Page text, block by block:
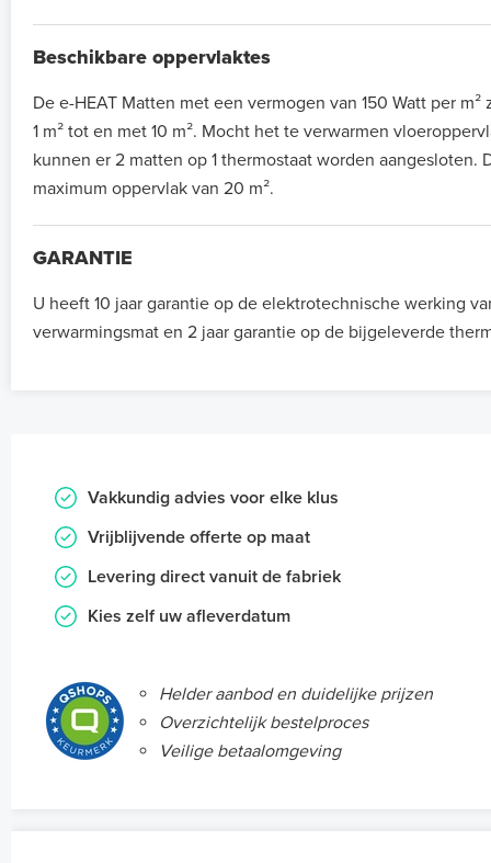
Beschikbare oppervlaktes
De e-HEAT Matten met een vermogen van 150 Watt per
1 m² tot en met 10 m². Mocht het te verwarmen
kunnen er 2 matten op 1 thermostaat worden aangesloten.
maximum oppervlak van 20 m².
GARANTIE
U heeft 10 jaar garantie op de elektrotechnische werking
verwarmingsmat en 2 jaar garantie op de bijgeleverde
Vakkundig advies voor elke klus
Vrijblijvende offerte op maat
Levering direct vanuit de fabriek
Kies zelf uw afleverdatum
Helder aanbod en duidelijke prijzen
Overzichtelijk bestelproces
Veilige betaalomgeving